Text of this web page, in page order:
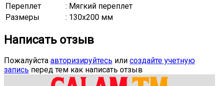
Переплет
: Мягкий переплет
Размеры
: 130x200 мм
Написать отзыв
Пожалуйста авторизируйтесь или создайте учетную
запись перед тем как написать отзыв